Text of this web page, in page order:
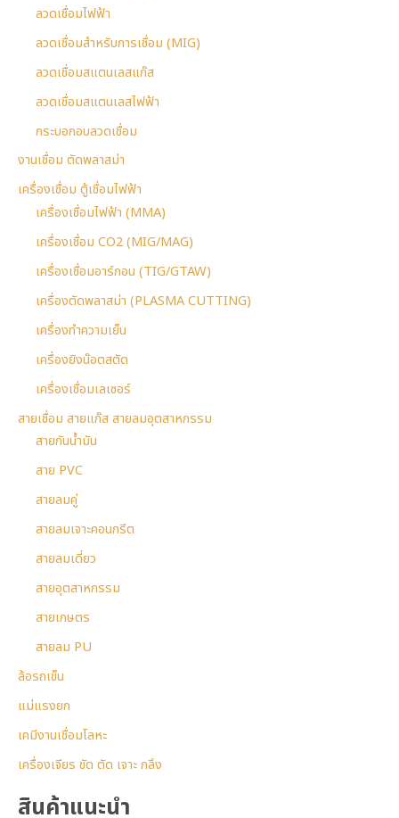
ลวดเชื่อมไฟฟ้า
ลวดเชื่อมสำหรับการเชื่อม (MIG)
ลวดเชื่อมสแตนเลสแก๊ส
ลวดเชื่อมสแตนเลสไฟฟ้า
กระบอกอบลวดเชื่อม
งานเชื่อม ตัดพลาสม่า
เครื่องเชื่อม ตู้เชื่อมไฟฟ้า
เครื่องเชื่อมไฟฟ้า (MMA)
เครื่องเชื่อม CO2 (MIG/MAG)
เครื่องเชื่อมอาร์กอน (TIG/GTAW)
เครื่องตัดพลาสม่า (PLASMA CUTTING)
เครื่องทำความเย็น
เครื่องยิงน๊อตสตัด
เครื่องเชื่อมเลเซอร์
สายเชื่อม สายแก๊ส สายลมอุตสาหกรรม
สายกันน้ำมัน
สาย PVC
สายลมคู่
สายลมเจาะคอนกรีต
สายลมเดี่ยว
สายอุตสาหกรรม
สายเกษตร
สายลม PU
ล้อรถเข็น
แม่แรงยก
เคมีงานเชื่อมโลหะ
เครื่องเจียร ขัด ตัด เจาะ กลึง
สินค้าแนะนำ